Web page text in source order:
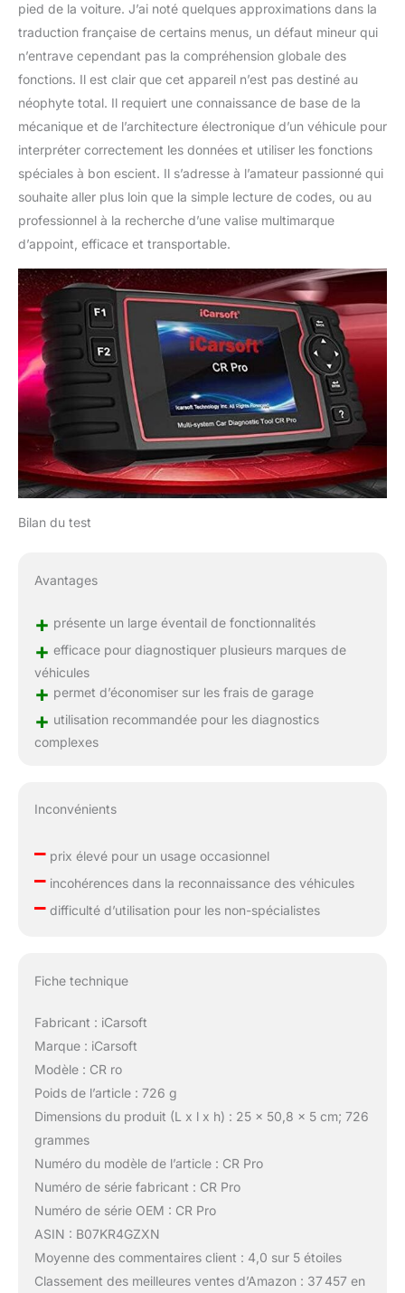
pied de la voiture. J’ai noté quelques approximations dans la
traduction française de certains menus, un défaut mineur qui
n’entrave cependant pas la compréhension globale des
fonctions. Il est clair que cet appareil n’est pas destiné au
néophyte total. Il requiert une connaissance de base de la
mécanique et de l’architecture électronique d’un véhicule pour
interpréter correctement les données et utiliser les fonctions
spéciales à bon escient. Il s’adresse à l’amateur passionné qui
souhaite aller plus loin que la simple lecture de codes, ou au
professionnel à la recherche d’une valise multimarque
d’appoint, efficace et transportable.
Bilan du test
Avantages
+ présente un large éventail de fonctionnalités
+ efficace pour diagnostiquer plusieurs marques de
véhicules
+ permet d’économiser sur les frais de garage
+ utilisation recommandée pour les diagnostics
complexes
Inconvénients
–prix élevé pour un usage occasionnel
–incohérences dans la reconnaissance des véhicules
–difficulté d’utilisation pour les non-spécialistes
Fiche technique
Fabricant : iCarsoft
Marque : iCarsoft
Modèle : CR ro
Poids de l’article : 726 g
Dimensions du produit (L x l x h) : 25 x 50,8 x 5 cm; 726
grammes
Numéro du modèle de l’article : CR Pro
Numéro de série fabricant : CR Pro
Numéro de série OEM : CR Pro
ASIN : B07KR4GZXN
Moyenne des commentaires client : 4,0 sur 5 étoiles
Classement des meilleures ventes d’Amazon : 37 457 en